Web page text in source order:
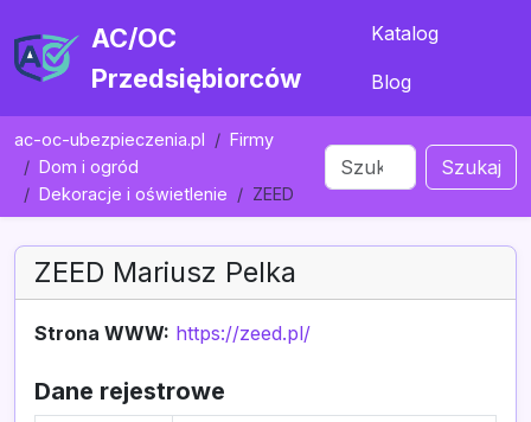
AC/OC
Przedsiębiorców
Katalog
Blog
ac-oc-ubezpieczenia.pl
Firmy
Dom i ogród
Dekoracje i oświetlenie
ZEED
Szukaj
ZEED Mariusz Pelka
Strona WWW: https://zeed.pl/
Dane rejestrowe